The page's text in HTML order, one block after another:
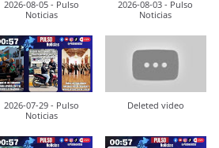
2026-08-05 - Pulso
Noticias
2026-08-03 - Pulso
Noticias
2026-07-29 - Pulso
Noticias
Deleted video